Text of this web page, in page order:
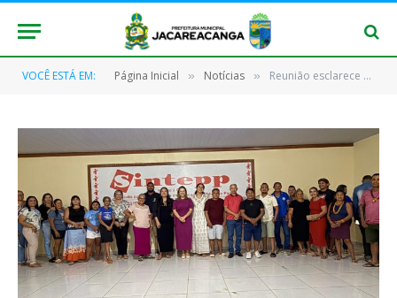
VOCÊ ESTÁ EM: Página Inicial » Notícias » Reunião esclarece pagamento do precatório dos professores em Jacareacanga